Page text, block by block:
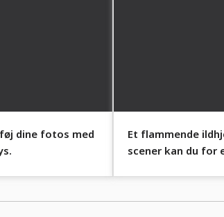
dine fotos med
Et flammende
scener kan du for